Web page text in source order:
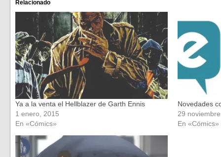
abre
en
una
ventana
nueva)
en
una
ventana
nueva)
Relacionado
Ya a la venta el Hellblazer de Garth Ennis
1 enero, 2015
En «Cómics»
Novedades
29
En «Cómics»